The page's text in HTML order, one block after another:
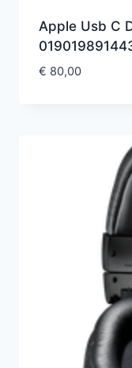
Apple Usb C
€ 80,00